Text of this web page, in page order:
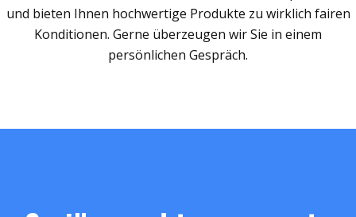
und bieten Ihnen hochwertige Produkte zu wirklich fairen
Konditionen. Gerne überzeugen wir Sie in einem
persönlichen Gespräch.